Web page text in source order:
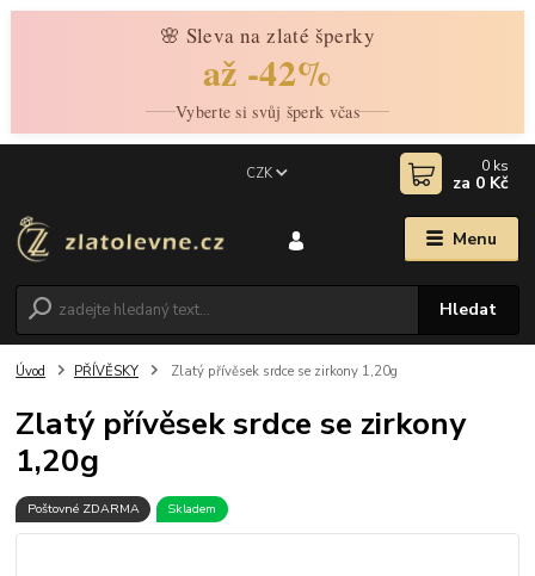
🌸 Sleva na zlaté šperky
až -42%
Vyberte si svůj šperk včas
Menu
CZK
Hledat
0 ks
za 0 Kč
Úvod PŘÍVĚSKY Zlatý přívěsek srdce se zirkony 1,20g
Zlatý přívěsek srdce se zirkony
1,20g
Poštovné ZDARMA Skladem